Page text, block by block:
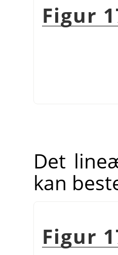
Figur
Det
kan
Figur